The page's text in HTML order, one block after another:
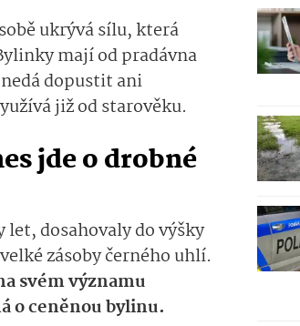
ukrývá sílu, která
mají od pradávna
dopustit ani
již od starověku.
jde o drobné
dosahovaly do výšky
zásoby černého uhlí.
svém významu
o ceněnou bylinu.